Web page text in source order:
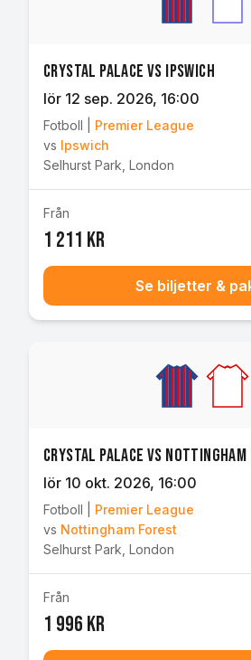
Crystal Palace vs Ipswich
lör 12 sep. 2026, 16:00
Fotboll
Premier League
vs Ipswich
Selhurst Park London
Från
1 211 kr
Se biljetter &
Crystal Palace vs
lör 10 okt. 2026, 16:00
Fotboll
Premier League
vs Nottingham Forest
Selhurst Park London
Från
1 996 kr